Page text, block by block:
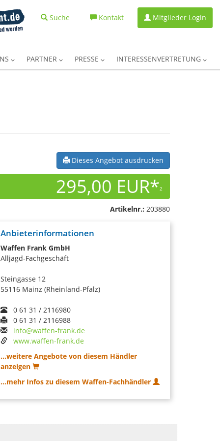
Suche Kontakt Mitglieder Login
PARTNER PRESSE INTERESSENVERTRETUNG
Dieses Angebot ausdrucken
295,00 EUR*2
Artikelnr.: 203880
Anbieterinformationen
Waffen Frank GmbH
Alljagd-Fachgeschäft
Steingasse 12
55116 Mainz (Rheinland-Pfalz)
0 61 31 / 2116980
0 61 31 / 2116988
info@waffen-frank.de
www.waffen-frank.de
...weitere Angebote von diesem Händler
anzeigen
...mehr Infos zu diesem Waffen-Fachhändler